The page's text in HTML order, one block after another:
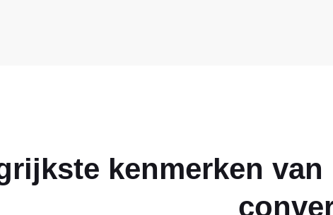
kenmerken van